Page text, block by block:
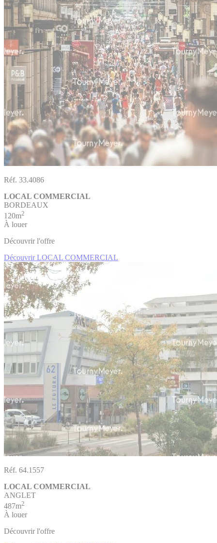
Réf. 33.4086
LOCAL COMMERCIAL
BORDEAUX
120m2
À louer
Découvrir l'offre
Découvrir LOCAL COMMERCIAL
Réf. 64.1557
LOCAL COMMERCIAL
ANGLET
487m2
À louer
Découvrir l'offre